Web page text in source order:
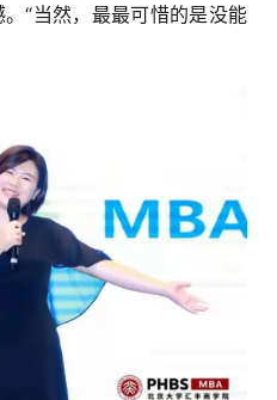
“当然，最最可惜的是没能